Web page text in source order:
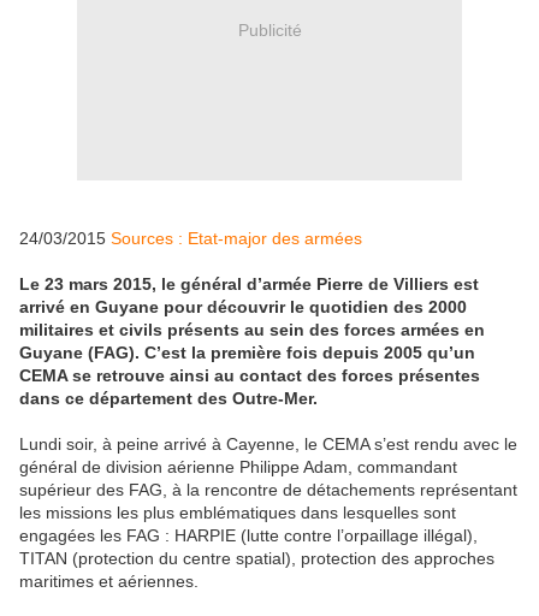
Publicité
24/03/2015 Sources : Etat-major des armées
Le 23 mars 2015, le général d’armée Pierre de Villiers est
arrivé en Guyane pour découvrir le quotidien des 2000
militaires et civils présents au sein des forces armées en
Guyane (FAG). C’est la première fois depuis 2005 qu’un
CEMA se retrouve ainsi au contact des forces présentes
dans ce département des Outre-Mer.
Lundi soir, à peine arrivé à Cayenne, le CEMA s’est rendu avec le
général de division aérienne Philippe Adam, commandant
supérieur des FAG, à la rencontre de détachements représentant
les missions les plus emblématiques dans lesquelles sont
engagées les FAG : HARPIE (lutte contre l’orpaillage illégal),
TITAN (protection du centre spatial), protection des approches
maritimes et aériennes.